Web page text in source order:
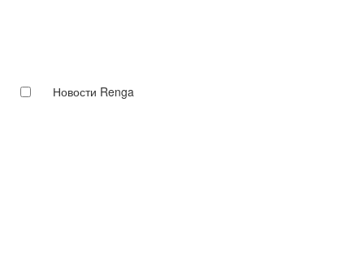
Новости Renga